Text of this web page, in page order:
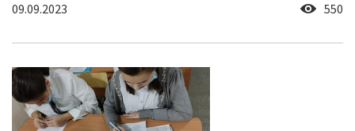
09.09.2023 550